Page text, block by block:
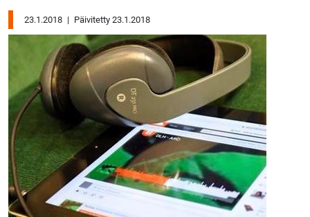
23.1.2018 | Päivitetty 23.1.2018